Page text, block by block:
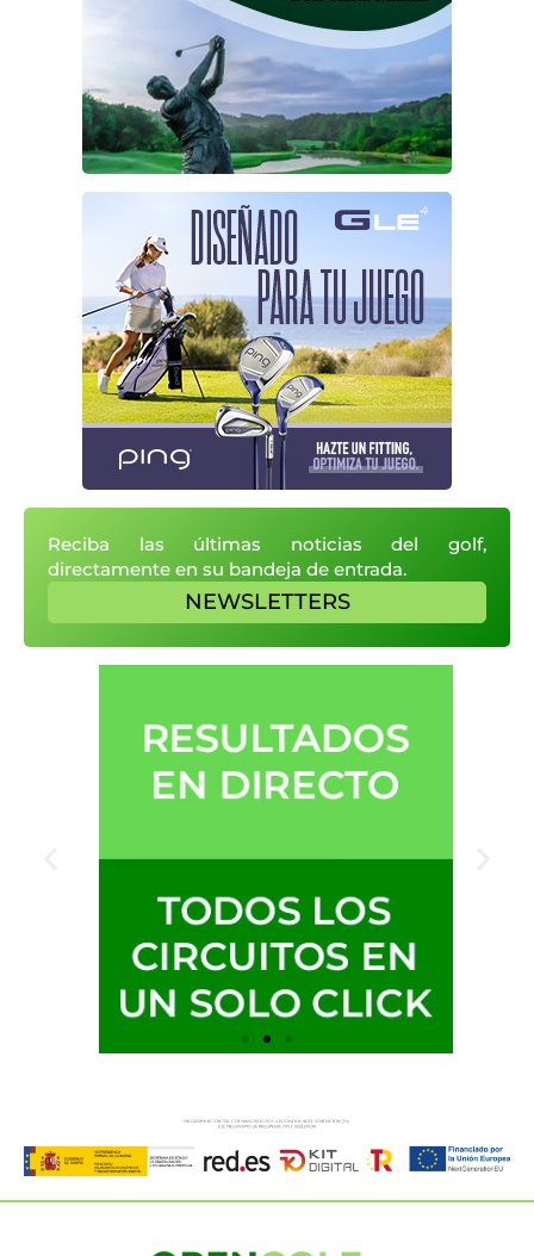
Reciba las últimas noticias del golf,
directamente en su bandeja de entrada.
NEWSLETTERS